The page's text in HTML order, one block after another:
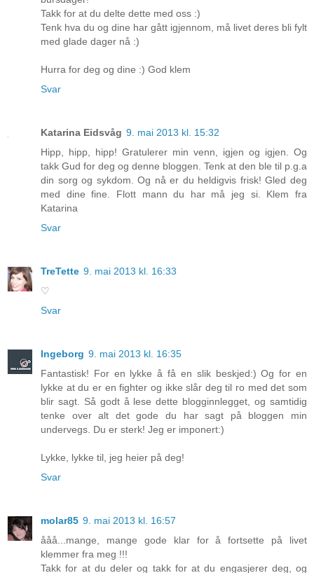
Takk for at du delte dette med oss :)
Tenk hva du og dine har gått igjennom, må livet deres bli fylt
med glade dager nå :)
Hurra for deg og dine :) God klem
Svar
Katarina Eidsvåg 9. mai 2013 kl. 15:32
Hipp, hipp, hipp! Gratulerer min venn, igjen og igjen. Og
takk Gud for deg og denne bloggen. Tenk at den ble til p.g.a
din sorg og sykdom. Og nå er du heldigvis frisk! Gled deg
med dine fine. Flott mann du har må jeg si. Klem fra
Katarina
Svar
TreTette 9. mai 2013 kl. 16:33
♡
Svar
Ingeborg 9. mai 2013 kl. 16:35
Fantastisk! For en lykke å få en slik beskjed:) Og for en
lykke at du er en fighter og ikke slår deg til ro med det som
blir sagt. Så godt å lese dette blogginnlegget, og samtidig
tenke over alt det gode du har sagt på bloggen min
undervegs. Du er sterk! Jeg er imponert:)
Lykke, lykke til, jeg heier på deg!
Svar
molar85 9. mai 2013 kl. 16:57
ååå...mange, mange gode klar for å fortsette på livet
klemmer fra meg !!!
Takk for at du deler og takk for at du engasjerer deg, og